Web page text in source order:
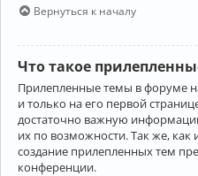
Вернуться к началу
Что такое
Прилепленные темы в форуме
и только на его первой
достаточно важную
их по возможности. Так же, как
создание прилепленных тем
конференции.